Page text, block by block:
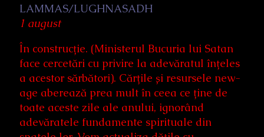
LAMMAS/LUGHNASADH
1 august
În construcție. (Ministerul Bucuria lui Satan
face cercetări cu privire la adevăratul înțeles
a acestor sărbători). Cărțile și resursele new-
age aberează prea mult în ceea ce ține de
toate aceste zile ale anului, ignorând
adevăratele fundamente spirituale din